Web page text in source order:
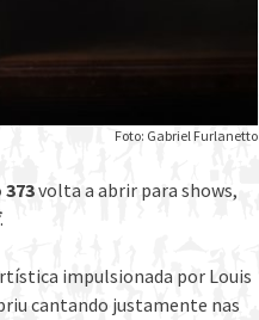
Foto: Gabriel Furlanetto
373volta a abrir para shows,
.
impulsionada por Louis
cantando justamente nas